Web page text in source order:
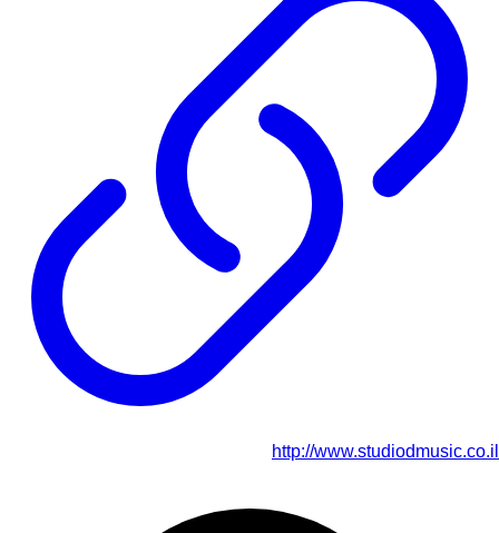
http://www.studiodmusic.co.il